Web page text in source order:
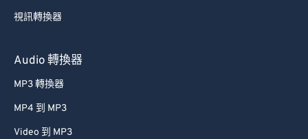
視訊轉換器
Audio 轉換器
MP3 轉換器
MP4 到 MP3
Video 到 MP3